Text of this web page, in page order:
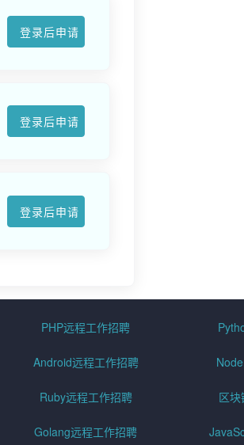
登录后申请
登录后申请
登录后申请
PHP远程工作招聘
Android远程工作招聘
Ruby远程工作招聘 区
Golang远程工作招聘